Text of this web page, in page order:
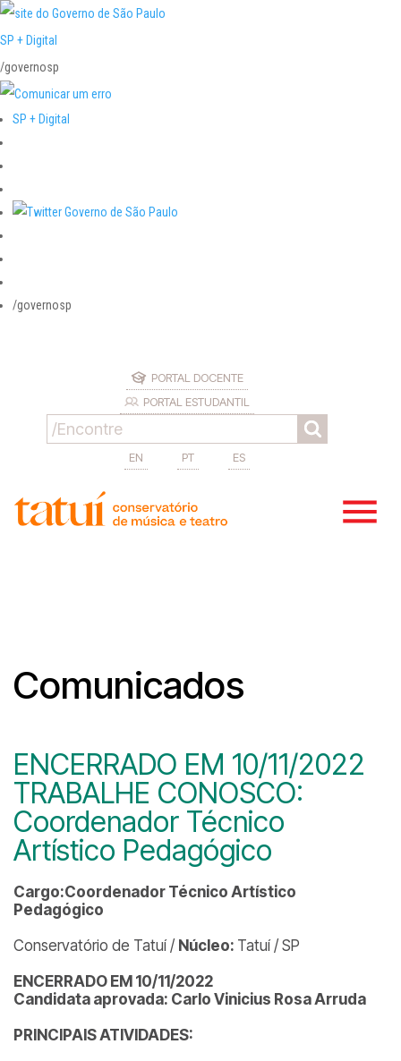
SP + Digital
/governosp
SP + Digital
/governosp
PORTAL DOCENTE
PORTAL ESTUDANTIL
EN PT ES
Comunicados
ENCERRADO EM 10/11/2022
TRABALHE CONOSCO:
Coordenador Técnico
Artístico Pedagógico
Cargo:Coordenador Técnico Artístico
Pedagógico
Conservatório de Tatuí / Núcleo: Tatuí / SP
ENCERRADO EM 10/11/2022
Candidata aprovada: Carlo Vinicius Rosa Arruda
PRINCIPAIS ATIVIDADES: